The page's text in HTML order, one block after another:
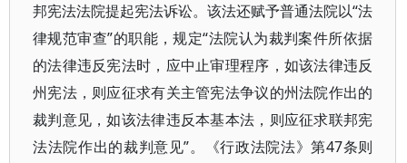
邦宪法法院提起宪法诉讼。该法还赋予普通法院以“法
律规范审查”的职能，规定“法院认为裁判案件所依据
的法律违反宪法时，应中止审理程序，如该法律违反
州宪法，则应征求有关主管宪法争议的州法院作出的
裁判意见，如该法律违反本基本法，则应征求联邦宪
法法院作出的裁判意见”。《行政法院法》第47条则